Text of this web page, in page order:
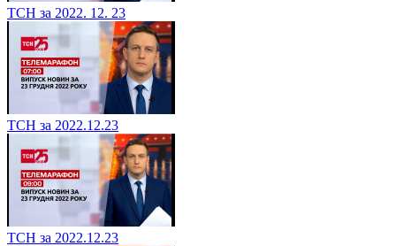
ТСН за 2022. 12. 23
ТСН за 2022.12.23
ТСН за 2022.12.23